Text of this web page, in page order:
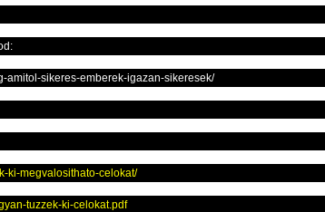
amitol-sikeres-emberek-igazan-sikeresek/
ki-megvalosithato-celokat/
tuzzek-ki-celokat.pdf